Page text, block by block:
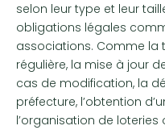
selon leur type et leur
obligations légales
associations. Comme la
régulière, la mise à jour
cas de modification, la
préfecture, l’obtention
l’organisation de